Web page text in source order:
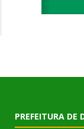
PREFEITURA DE